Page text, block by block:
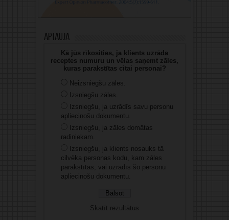
Aptauja
Kā jūs rīkosities, ja klients uzrāda
receptes numuru un vēlas saņemt zāles,
kuras parakstītas citai personai?
Neizsniegšu zāles.
Izsniegšu zāles.
Izsniegšu, ja uzrādīs savu personu
apliecinošu dokumentu.
Izsniegšu, ja zāles domātas
radiniekam.
Izsniegšu, ja klients nosauks tā
cilvēka personas kodu, kam zāles
parakstītas, vai uzrādīs šo personu
apliecinošu dokumentu.
Skatīt rezultātus